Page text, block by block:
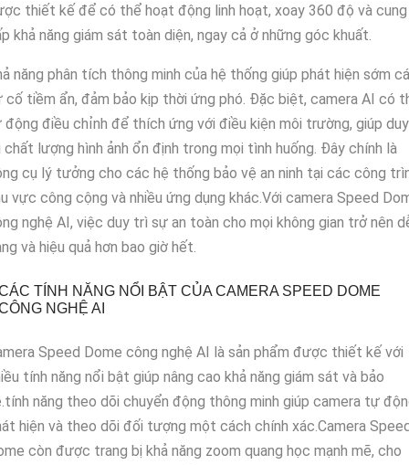
thiết kế để có thể hoạt động linh hoạt, xoay 360 độ và cung
khả năng giám sát toàn diện, ngay cả ở những góc khuất.
năng phân tích thông minh của hệ thống giúp phát hiện sớm
cố tiềm ẩn, đảm bảo kịp thời ứng phó. Đặc biệt, camera AI có
điều chỉnh để thích ứng với điều kiện môi trường, giúp duy
lượng hình ảnh ổn định trong mọi tình huống. Đây chính là
cụ lý tưởng cho các hệ thống bảo vệ an ninh tại các công
vực công cộng và nhiều ứng dụng khác.Với camera Speed
nghệ AI, việc duy trì sự an toàn cho mọi không gian trở nên
và hiệu quả hơn bao giờ hết.
TÍNH NĂNG NỔI BẬT CỦA CAMERA SPEED DOME
NGHỆ AI
Speed Dome công nghệ AI là sản phẩm được thiết kế với
tính năng nổi bật giúp nâng cao khả năng giám sát và bảo
năng theo dõi chuyển động thông minh giúp camera tự
hiện và theo dõi đối tượng một cách chính xác.Camera
còn được trang bị khả năng zoom quang học mạnh mẽ, cho